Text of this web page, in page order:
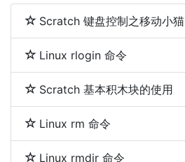
Scratch 键盘控制之移动小猫
Linux rlogin 命令
Scratch 基本积木块的使用
Linux rm 命令
Linux rmdir 命令